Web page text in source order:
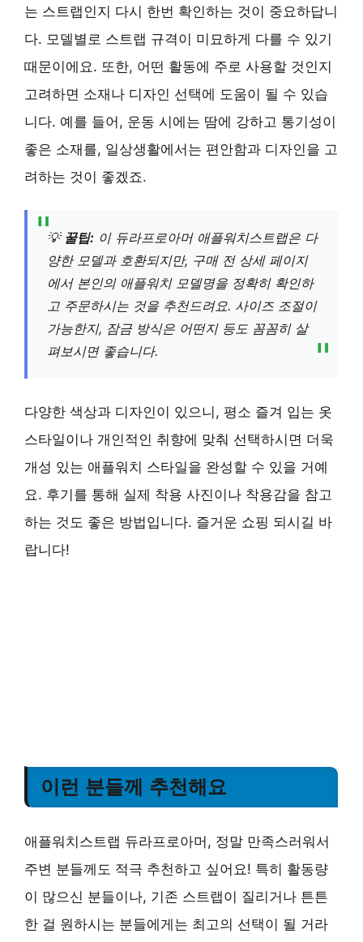
는 스트랩인지 다시 한번 확인하는 것이 중요하답니
다. 모델별로 스트랩 규격이 미묘하게 다를 수 있기
때문이에요. 또한, 어떤 활동에 주로 사용할 것인지
고려하면 소재나 디자인 선택에 도움이 될 수 있습
니다. 예를 들어, 운동 시에는 땀에 강하고 통기성이
좋은 소재를, 일상생활에서는 편안함과 디자인을 고
려하는 것이 좋겠죠.
💡 꿀팁: 이 듀라프로아머 애플워치스트랩은 다
양한 모델과 호환되지만, 구매 전 상세 페이지
에서 본인의 애플워치 모델명을 정확히 확인하
고 주문하시는 것을 추천드려요. 사이즈 조절이
가능한지, 잠금 방식은 어떤지 등도 꼼꼼히 살
펴보시면 좋습니다.
다양한 색상과 디자인이 있으니, 평소 즐겨 입는 옷
스타일이나 개인적인 취향에 맞춰 선택하시면 더욱
개성 있는 애플워치 스타일을 완성할 수 있을 거예
요. 후기를 통해 실제 착용 사진이나 착용감을 참고
하는 것도 좋은 방법입니다. 즐거운 쇼핑 되시길 바
랍니다!
이런 분들께 추천해요
애플워치스트랩 듀라프로아머, 정말 만족스러워서
주변 분들께도 적극 추천하고 싶어요! 특히 활동량
이 많으신 분들이나, 기존 스트랩이 질리거나 튼튼
한 걸 원하시는 분들에게는 최고의 선택이 될 거라